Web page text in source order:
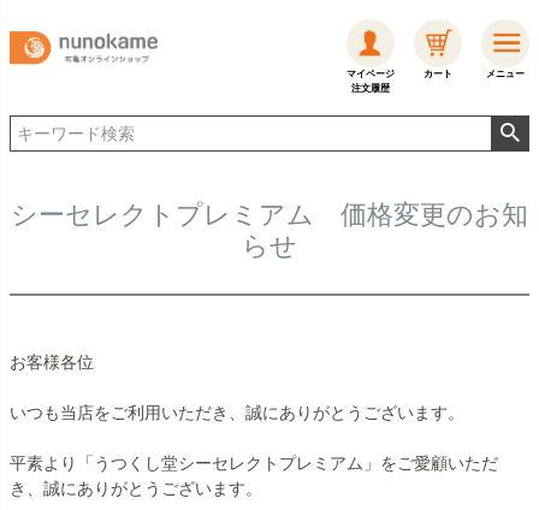
マイページ
注文履歴
カート メニュー
シーセレクトプレミアム 価格変更のお知
らせ
お客様各位
いつも当店をご利用いただき、誠にありがとうございます。
平素より「うつくし堂シーセレクトプレミアム」をご愛顧いただ
き、誠にありがとうございます。